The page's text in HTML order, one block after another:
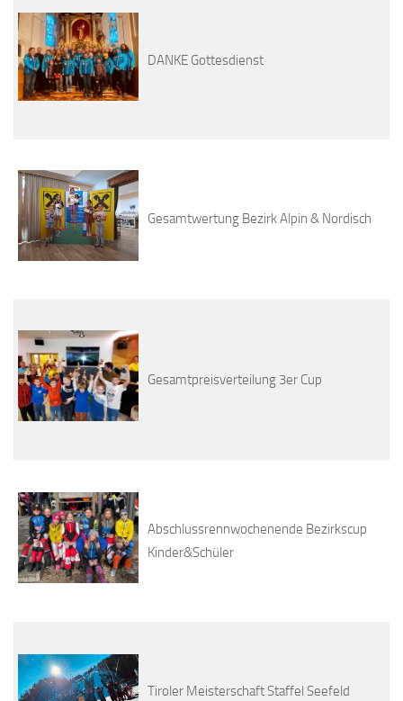
DANKE Gottesdienst
Gesamtwertung Bezirk Alpin & Nordisch
Gesamtpreisverteilung 3er Cup
Abschlussrennwochenende Bezirkscup
Kinder&Schüler
Tiroler Meisterschaft Staffel Seefeld